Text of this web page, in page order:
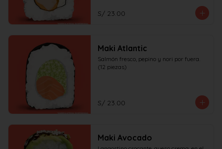
S/ 23.00
Maki Atlantic
Salmón fresco, pepino y nori por fuera.
(12 piezas)
S/ 23.00
Maki Avocado